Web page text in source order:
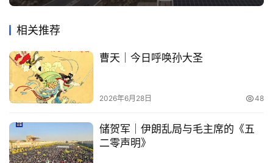
相关推荐
曹天｜今日呼唤孙大圣
2026年6月28日 48
储贺军｜伊朗乱局与毛主席的《五
二零声明》